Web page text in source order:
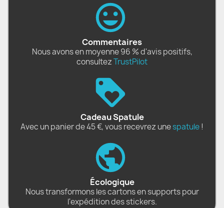
Commentaires
Nous avons en moyenne 96 % d'avis positifs,
consultezTrustPilot
Cadeau Spatule
Avec un panier de 45 €, vous recevrez unespatule !
Écologique
Nous transformons les cartons en supports pour
l'expédition des stickers.